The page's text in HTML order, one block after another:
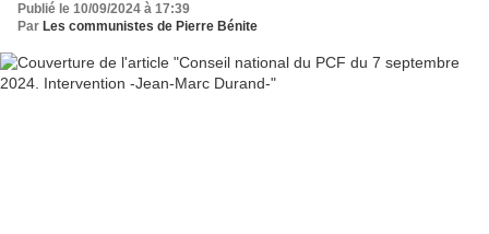
Publié le 10/09/2024 à 17:39
Par Les communistes de Pierre Bénite